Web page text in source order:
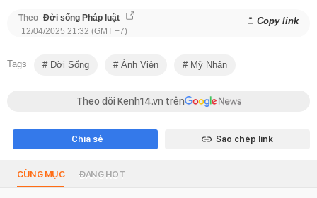
Theo Đời sống Pháp luật Copy link
12/04/2025 21:32 (GMT +7)
Tags Đời Sống Ánh Viên Mỹ Nhân
Theo dõi Kenh14.vn trên
Chia sẻ Sao chép link
CÙNG MỤC ĐANG HOT